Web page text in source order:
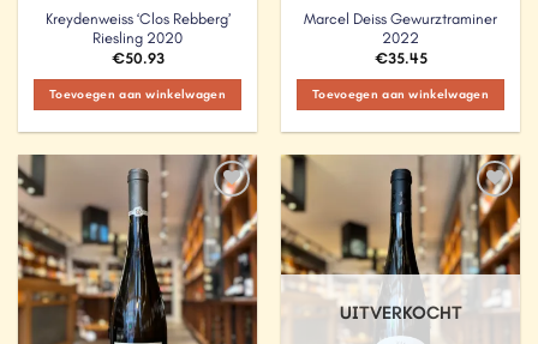
Kreydenweiss ‘Clos Rebberg’
Riesling 2020
€50.93
Toevoegen aan winkelwagen
Marcel Deiss Gewurztraminer
2022
€35.45
Toevoegen aan winkelwagen
Add to
Wishlist
Add to
Wishlist
UITVERKOCHT